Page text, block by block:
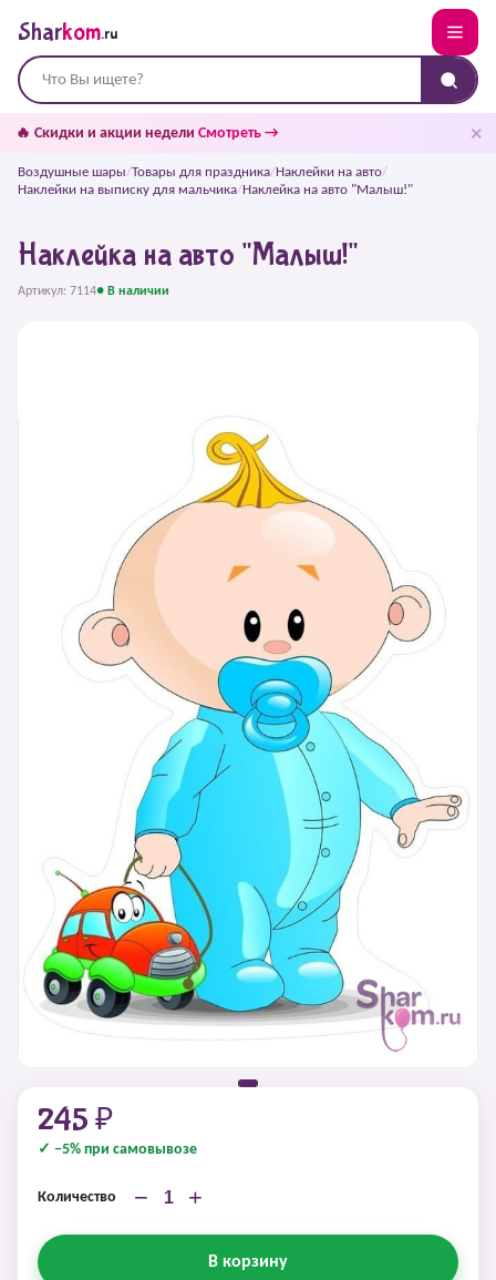
Sharkom.ru
🔥 Скидки и акции недели Смотреть → ✕
Воздушные шары/Товары для праздника/Наклейки на авто/
Наклейки на выписку для мальчика/Наклейка на авто "Малыш!"
Наклейка на авто "Малыш!"
Артикул: 7114● В наличии
245 ₽
✓ −5% при самовывозе
Количество − +
В корзину